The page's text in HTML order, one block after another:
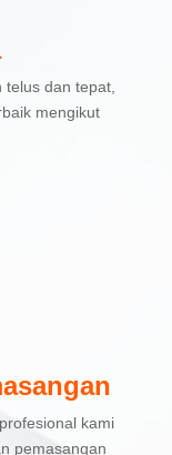
dan tepat,
mengikut
kami
pemasangan